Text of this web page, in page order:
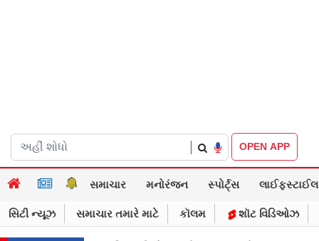
OPEN APP
સમાચાર મનોરંજન સ્પોર્ટ્સ લાઈફસ્ટાઈલ
સિટી ન્યૂઝ સમાચાર તમારે માટે કૉલમ શૉટ વિડિઓઝ